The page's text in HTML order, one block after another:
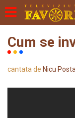
Cum se
cantata de Nicu Posta